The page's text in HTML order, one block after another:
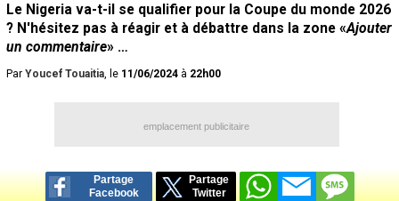
Le Nigeria va-t-il se qualifier pour la Coupe du monde 2026
? N'hésitez pas à réagir et à débattre dans la zone «Ajouter
un commentaire» …
Par Youcef Touaitia, le 11/06/2024 à 22h00
emplacement publicitaire
Partage
Facebook
Partage
Twitter